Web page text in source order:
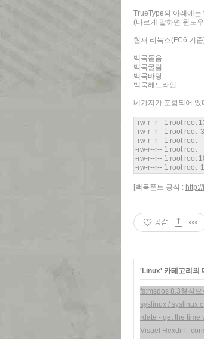
TrueType의 아래에는
(다르게 말하면 윈도
현재 리눅스(FC6 기
백묵돋음
백묵굴림
백묵바탕
백묵헤드라인
네가지가 포함되어 있
-rw-r--r-- 1 root root
-rw-r--r-- 1 root root
-rw-r--r-- 1 root root
-rw-r--r-- 1 root root
-rw-r--r-- 1 root root
-rw-r--r-- 1 root root
[백묵폰트 공식 :
공감
'Linux' 카테고리의
fs:msdos 8.3형식
syslinux /
rdate - get the time
Visuel Hexdiff -